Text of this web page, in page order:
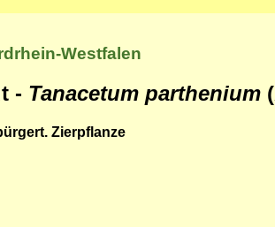
Westfalen
- Tanacetum parthenium
Zierpflanze